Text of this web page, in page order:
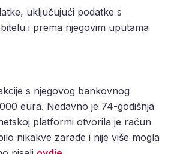
uključujući podatke s
i prema njegovim uputama
s njegovog bankovnog
eura. Nedavno je 74-godišnja
platformi otvorila je račun
nikakve zarade i nije više mogla